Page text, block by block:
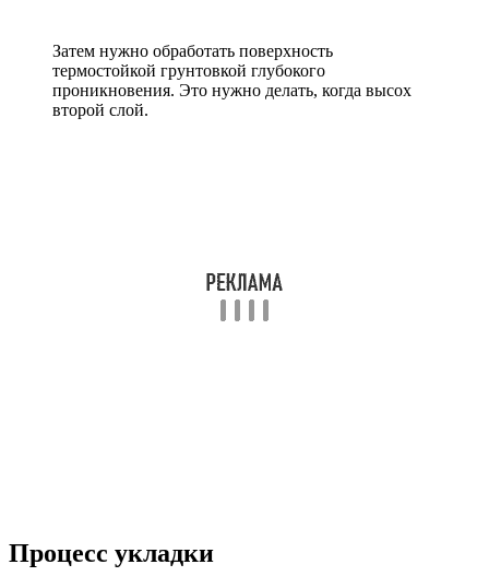
Затем нужно обработать поверхность
термостойкой грунтовкой глубокого
проникновения. Это нужно делать, когда высох
второй слой.
Процесс укладки